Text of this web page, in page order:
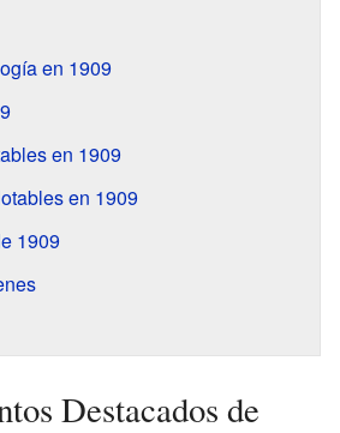
en 1909
en 1909
en 1909
1909
Destacados de